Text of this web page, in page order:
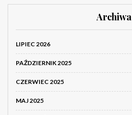
Archiwa
LIPIEC 2026
PAŹDZIERNIK 2025
CZERWIEC 2025
MAJ 2025